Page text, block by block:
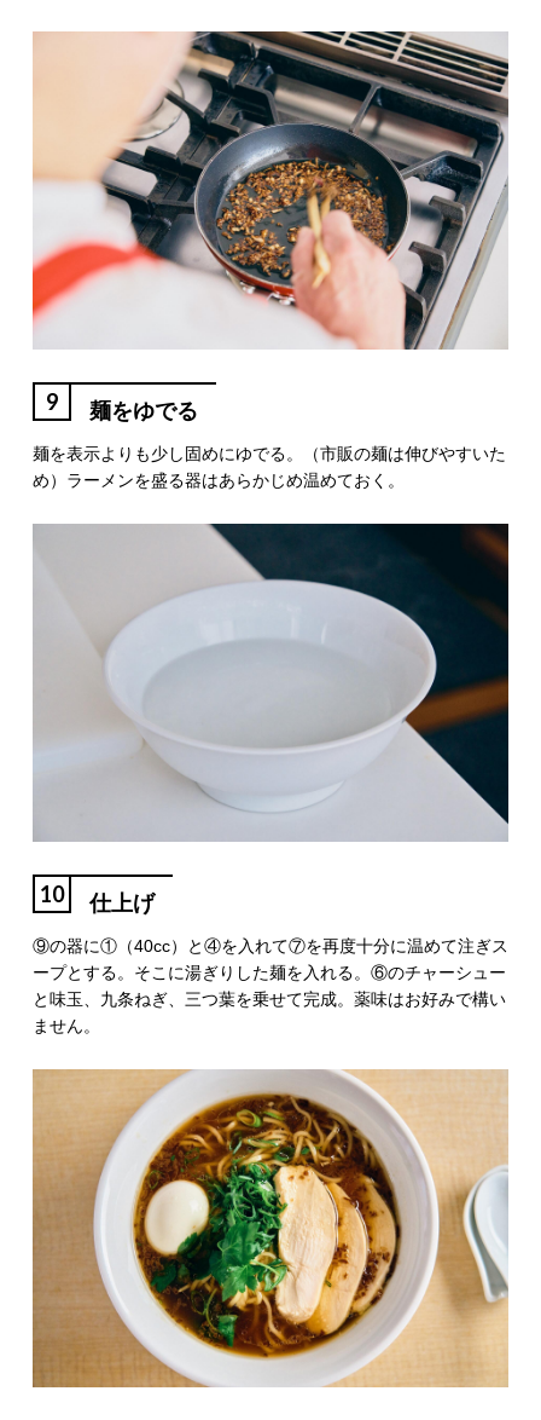
9 麺をゆでる
麺を表示よりも少し固めにゆでる。（市販の麺は伸びやすいた
め）ラーメンを盛る器はあらかじめ温めておく。
10 仕上げ
⑨の器に①（40cc）と④を入れて⑦を再度十分に温めて注ぎス
ープとする。そこに湯ぎりした麺を入れる。⑥のチャーシュー
と味玉、九条ねぎ、三つ葉を乗せて完成。薬味はお好みで構い
ません。